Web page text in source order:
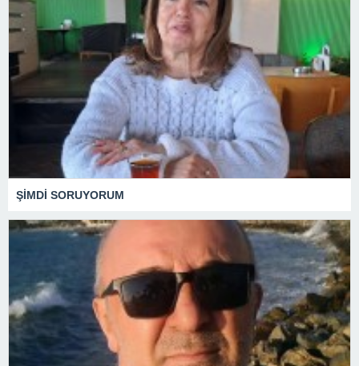
ŞİMDİ SORUYORUM